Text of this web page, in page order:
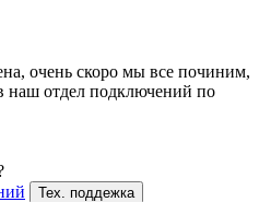
очень скоро мы все починим,
наш отдел подключений по
Тех. поддежка